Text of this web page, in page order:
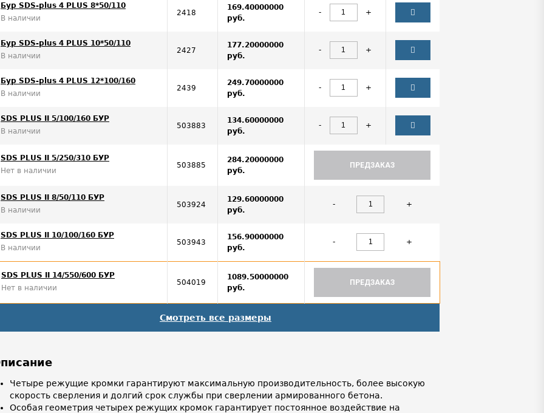
Бур SDS-plus 4 PLUS 8*50/110
В наличии
2418
169.40000000
руб.
- +
Бур SDS-plus 4 PLUS 10*50/110
В наличии
2427
177.20000000
руб.
- +
Бур SDS-plus 4 PLUS 12*100/160
В наличии
2439
249.70000000
руб.
- +
SDS PLUS II 5/100/160 БУР
В наличии
503883
134.60000000
руб.
- +
SDS PLUS II 5/250/310 БУР
Нет в наличии
503885
284.20000000
руб.
ПРЕДЗАКАЗ
SDS PLUS II 8/50/110 БУР
В наличии
503924
129.60000000
руб.
- +
SDS PLUS II 10/100/160 БУР
В наличии
503943
156.90000000
руб.
- +
SDS PLUS II 14/550/600 БУР
Нет в наличии
504019
1089.50000000
руб.
ПРЕДЗАКАЗ
Смотреть все размеры
Четыре режущие кромки гарантируют максимальную производительность, более высокую
скорость сверления и долгий срок службы при сверлении армированного бетона.
Особая геометрия четырех режущих кромок гарантирует постоянное воздействие на